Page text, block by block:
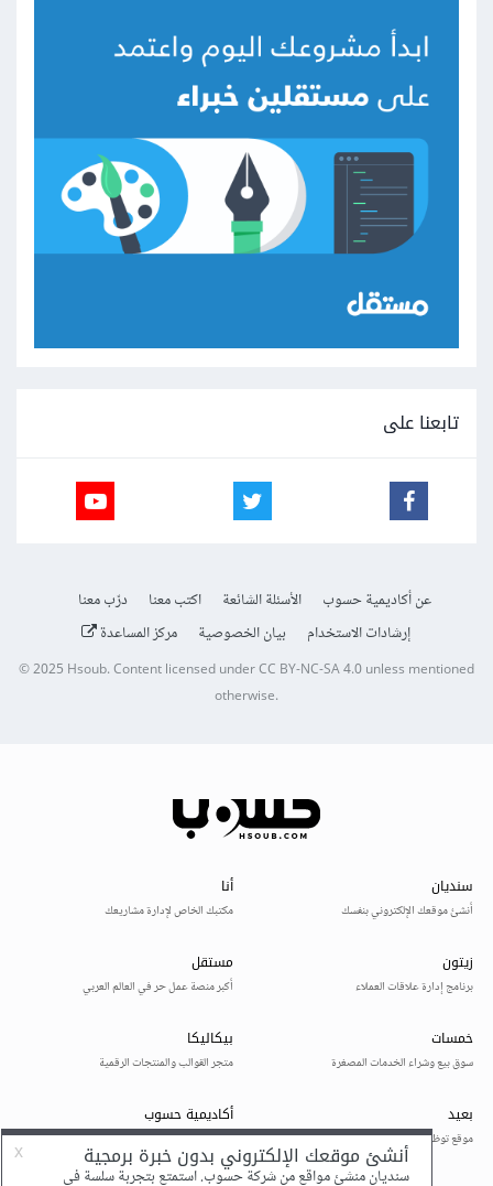
تابعنا على
عن أكاديمية حسوب الأسئلة الشائعة اكتب معنا
درّب معنا
إرشادات الاستخدام
بيان الخصوصية مركز المساعدة
© 2025Hsoub.Content licensed underCC BY-NC-SA 4.0unless mentioned
otherwise.